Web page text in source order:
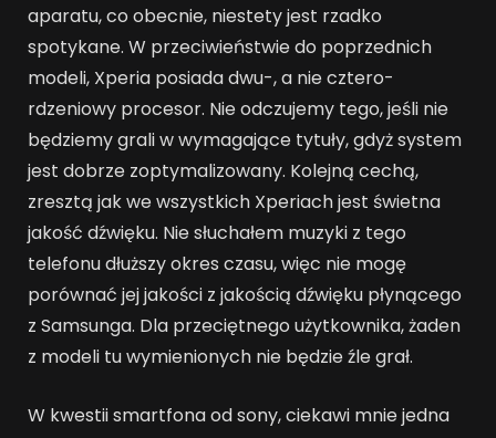
aparatu, co obecnie, niestety jest rzadko
spotykane. W przeciwieństwie do poprzednich
modeli, Xperia posiada dwu-, a nie cztero-
rdzeniowy procesor. Nie odczujemy tego, jeśli nie
będziemy grali w wymagające tytuły, gdyż system
jest dobrze zoptymalizowany. Kolejną cechą,
zresztą jak we wszystkich Xperiach jest świetna
jakość dźwięku. Nie słuchałem muzyki z tego
telefonu dłuższy okres czasu, więc nie mogę
porównać jej jakości z jakością dźwięku płynącego
z Samsunga. Dla przeciętnego użytkownika, żaden
z modeli tu wymienionych nie będzie źle grał.
W kwestii smartfona od sony, ciekawi mnie jedna